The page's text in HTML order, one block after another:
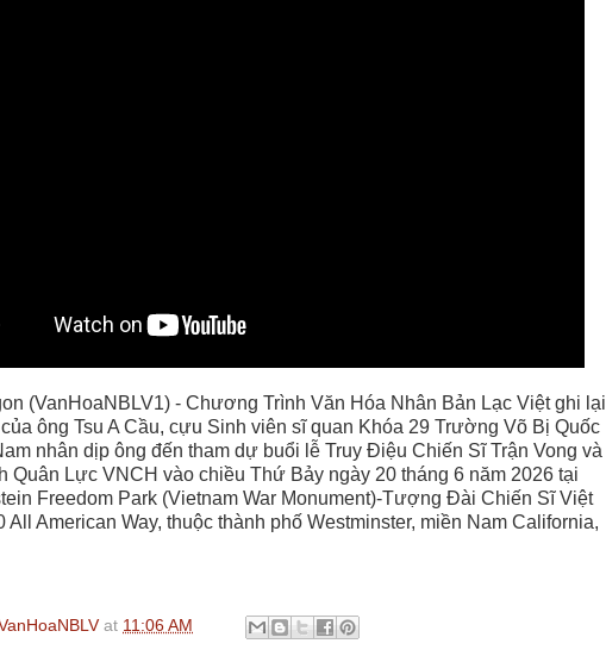
(VanHoaNBLV1) - Chương Trình Văn Hóa Nhân Bản Lạc Việt ghi lại
ông Tsu A Cầu, cựu Sinh viên sĩ quan Khóa 29 Trường Võ Bị Quốc
nhân dịp ông đến tham dự buổi lễ Truy Điệu Chiến Sĩ Trận Vong và
Quân Lực VNCH vào chiều Thứ Bảy ngày 20 tháng 6 năm 2026 tại
Freedom Park (Vietnam War Monument)-Tượng Đài Chiến Sĩ Việt
All American Way, thuộc thành phố Westminster, miền Nam California,
at 11:06 AM